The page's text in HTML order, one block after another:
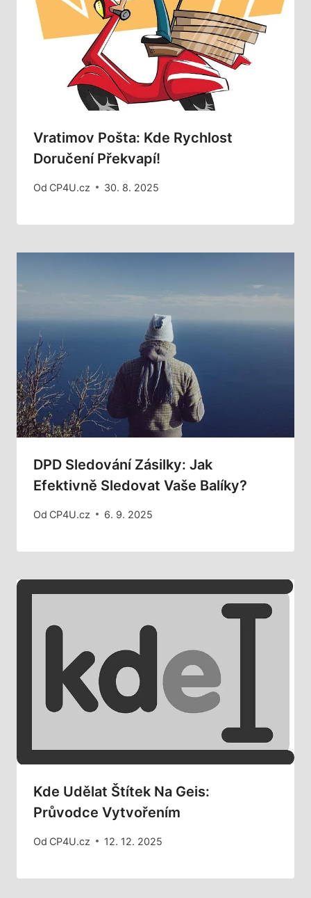
Vratimov Pošta: Kde Rychlost
Doručení Překvapí!
Od CP4U.cz 30. 8. 2025
DPD Sledování Zásilky: Jak
Efektivně Sledovat Vaše Balíky?
Od CP4U.cz 6. 9. 2025
Kde Udělat Štítek Na Geis:
Průvodce Vytvořením
Od CP4U.cz 12. 12. 2025